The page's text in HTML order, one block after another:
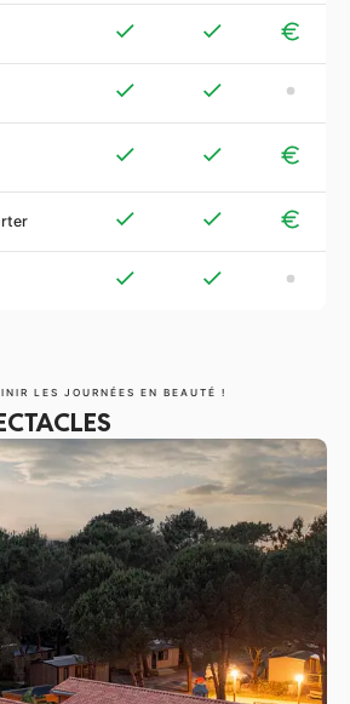
LES JOURNÉES EN BEAUTÉ !